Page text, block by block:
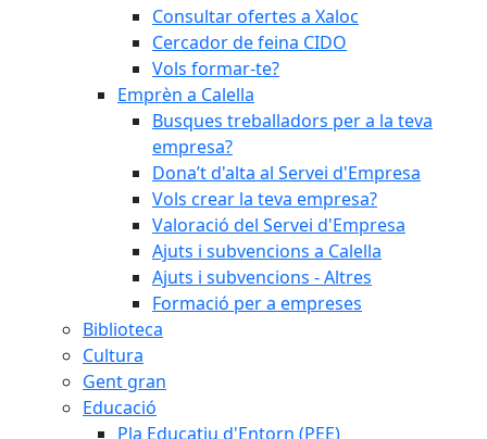
Consultar ofertes a Xaloc
Cercador de feina CIDO
Vols formar-te?
Emprèn a Calella
Busques treballadors per a la teva
empresa?
Dona’t d'alta al Servei d'Empresa
Vols crear la teva empresa?
Valoració del Servei d'Empresa
Ajuts i subvencions a Calella
Ajuts i subvencions - Altres
Formació per a empreses
Biblioteca
Cultura
Gent gran
Educació
Pla Educatiu d'Entorn (PEE)